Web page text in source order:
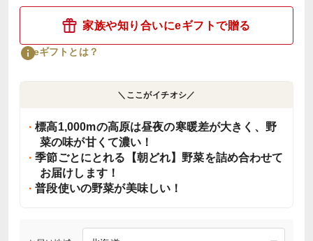
家族や知り合いにeギフトで贈る
eギフトとは？
＼ここがイチオシ／
標高1,000mの高原は昼夜の寒暖差が大きく、野
菜の味が甘くて濃い！
季節ごとにとれる【朝どれ】野菜を詰め合わせて
お届けします！
普段使いの野菜が美味しい！